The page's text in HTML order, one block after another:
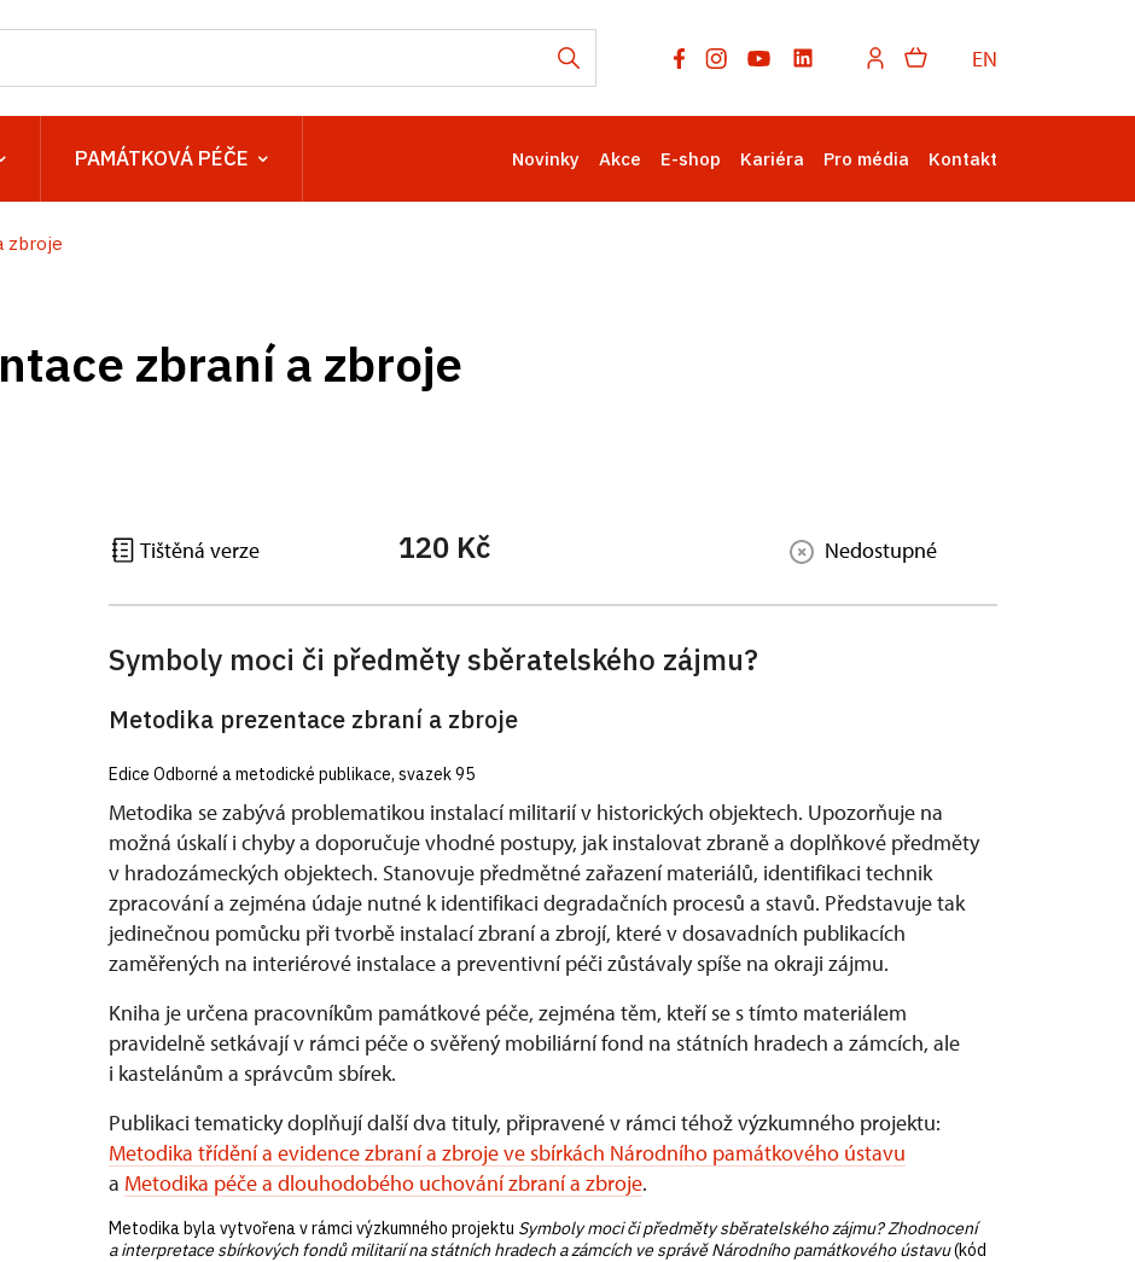
EN
PAMÁTKOVÁ PÉČE Novinky Akce E-shop Kariéra Pro média Kontakt
zbroje
zbraní a zbroje
Tištěná verze 120 Kč Nedostupné
Symboly moci či předměty sběratelského zájmu?
Metodika prezentace zbraní a zbroje
Edice Odborné a metodické publikace, svazek 95
Metodika se zabývá problematikou instalací militarií v historických objektech. Upozorňuje na
možná úskalí i chyby a doporučuje vhodné postupy, jak instalovat zbraně a doplňkové předměty
v hradozámeckých objektech. Stanovuje předmětné zařazení materiálů, identifikaci technik
zpracování a zejména údaje nutné k identifikaci degradačních procesů a stavů. Představuje tak
jedinečnou pomůcku při tvorbě instalací zbraní a zbrojí, které v dosavadních publikacích
zaměřených na interiérové instalace a preventivní péči zůstávaly spíše na okraji zájmu.
Kniha je určena pracovníkům památkové péče, zejména těm, kteří se s tímto materiálem
pravidelně setkávají v rámci péče o svěřený mobiliární fond na státních hradech a zámcích, ale
i kastelánům a správcům sbírek.
Publikaci tematicky doplňují další dva tituly, připravené v rámci téhož výzkumného projektu:
Metodika třídění a evidence zbraní a zbroje ve sbírkách Národního památkového ústavu
a Metodika péče a dlouhodobého uchování zbraní a zbroje.
Metodika byla vytvořena v rámci výzkumného projektu Symboly moci či předměty sběratelského zájmu? Zhodnocení
a interpretace sbírkových fondů militarií na státních hradech a zámcích ve správě Národního památkového ústavu(kód